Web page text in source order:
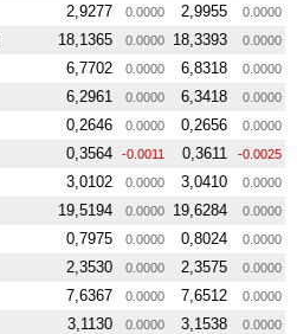
2,9277 0.0000 2,9955 0.0000
18,1365 0.0000 18,3393 0.0000
6,7702 0.0000 6,8318 0.0000
6,2961 0.0000 6,3418 0.0000
0,2646 0.0000 0,2656 0.0000
0,3564 -0.0011 0,3611 -0.0025
3,0102 0.0000 3,0410 0.0000
19,5194 0.0000 19,6284 0.0000
0,7975 0.0000 0,8024 0.0000
2,3530 0.0000 2,3575 0.0000
7,6367 0.0000 7,6512 0.0000
3,1130 0.0000 3,1538 0.0000